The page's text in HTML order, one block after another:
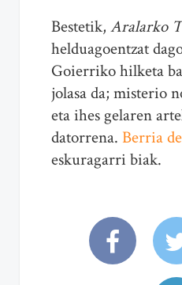
Bestetik, Aralarko
helduagoentzat
Goierriko hilketa
jolasa da; misterio
eta ihes gelaren
datorrena. Berria
eskuragarri biak.